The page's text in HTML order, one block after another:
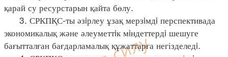
қарай су ресурстарын қайта бөлу.
3. СРКПҚС-ты әзiрлеу ұзақ мерзiмдi перспективада
экономикалық және әлеуметтiк мiндеттердi шешуге
бағытталған бағдарламалық құжаттарға негізделедi.